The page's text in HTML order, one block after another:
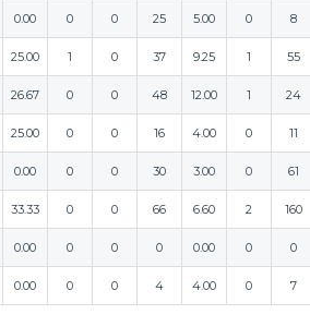
0.00 0 0 25 5.00 0 8
25.00 1 0 37 9.25 1 55
26.67 0 0 48 12.00 1 24
25.00 0 0 16 4.00 0 11
0.00 0 0 30 3.00 0 61
33.33 0 0 66 6.60 2 160
0.00 0 0 0 0.00 0 0
0.00 0 0 4 4.00 0 7